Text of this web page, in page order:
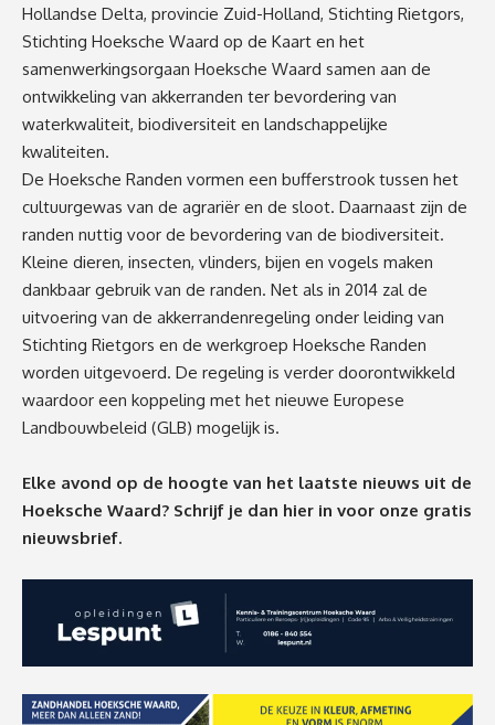
Hollandse Delta, provincie Zuid-Holland, Stichting Rietgors,
Stichting Hoeksche Waard op de Kaart en het
samenwerkingsorgaan Hoeksche Waard samen aan de
ontwikkeling van akkerranden ter bevordering van
waterkwaliteit, biodiversiteit en landschappelijke
kwaliteiten.
De Hoeksche Randen vormen een bufferstrook tussen het
cultuurgewas van de agrariër en de sloot. Daarnaast zijn de
randen nuttig voor de bevordering van de biodiversiteit.
Kleine dieren, insecten, vlinders, bijen en vogels maken
dankbaar gebruik van de randen. Net als in 2014 zal de
uitvoering van de akkerrandenregeling onder leiding van
Stichting Rietgors en de werkgroep Hoeksche Randen
worden uitgevoerd. De regeling is verder doorontwikkeld
waardoor een koppeling met het nieuwe Europese
Landbouwbeleid (GLB) mogelijk is.
Elke avond op de hoogte van het laatste nieuws uit de
Hoeksche Waard? Schrijf je dan hier in voor onze gratis
nieuwsbrief.